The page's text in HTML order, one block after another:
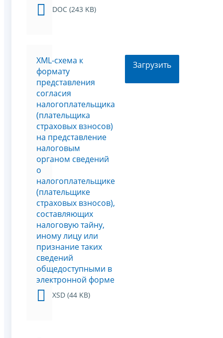
DOC (243 KB)
XML-схема к
формату
представления
согласия
налогоплательщика
(плательщика
страховых взносов)
на представление
налоговым
органом сведений
о
налогоплательщике
(плательщике
страховых взносов),
составляющих
налоговую тайну,
иному лицу или
признание таких
сведений
общедоступными в
электронной форме
XSD (44 KB)
Загрузить